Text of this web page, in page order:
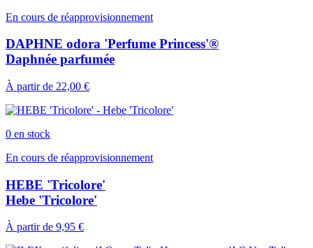
En cours de réapprovisionnement
DAPHNE odora 'Perfume Princess'®
Daphnée parfumée
À partir de 22,00 €
0 en stock
En cours de réapprovisionnement
HEBE 'Tricolore'
Hebe 'Tricolore'
À partir de 9,95 €